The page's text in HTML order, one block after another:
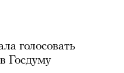
голосовать
Госдуму